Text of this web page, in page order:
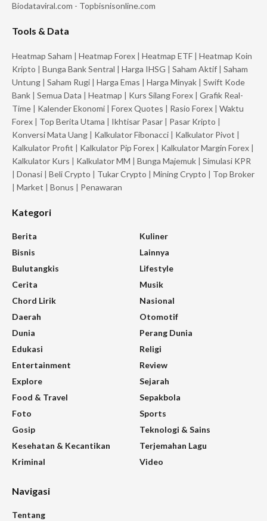
Biodataviral.com - Topbisnisonline.com
Tools & Data
Heatmap Saham | Heatmap Forex | Heatmap ETF | Heatmap Koin
Kripto | Bunga Bank Sentral | Harga IHSG | Saham Aktif | Saham
Untung | Saham Rugi | Harga Emas | Harga Minyak | Swift Kode
Bank | Semua Data | Heatmap | Kurs Silang Forex | Grafik Real-
Time | Kalender Ekonomi | Forex Quotes | Rasio Forex | Waktu
Forex | Top Berita Utama | Ikhtisar Pasar | Pasar Kripto |
Konversi Mata Uang | Kalkulator Fibonacci | Kalkulator Pivot |
Kalkulator Profit | Kalkulator Pip Forex | Kalkulator Margin Forex |
Kalkulator Kurs | Kalkulator MM | Bunga Majemuk | Simulasi KPR
| Donasi | Beli Crypto | Tukar Crypto | Mining Crypto | Top Broker
| Market | Bonus | Penawaran
Kategori
Berita
Bisnis
Bulutangkis
Cerita
Chord Lirik
Daerah
Dunia
Edukasi
Entertainment
Explore
Food & Travel
Foto
Gosip
Kesehatan & Kecantikan
Kriminal
Kuliner
Lainnya
Lifestyle
Musik
Nasional
Otomotif
Perang Dunia
Religi
Review
Sejarah
Sepakbola
Sports
Teknologi & Sains
Terjemahan Lagu
Video
Navigasi
Tentang